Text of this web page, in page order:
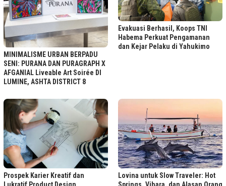
MINIMALISME URBAN BERPADU
SENI: PURANA DAN PURAGRAPH X
AFGANIAL Liveable Art Soirée DI
LUMINE, ASHTA DISTRICT 8
Evakuasi Berhasil, Koops TNI
Habema Perkuat Pengamanan
dan Kejar Pelaku di Yahukimo
Prospek Karier Kreatif dan
Lovina untuk Slow Traveler: Hot